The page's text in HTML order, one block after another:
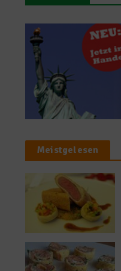
Meistgelesen